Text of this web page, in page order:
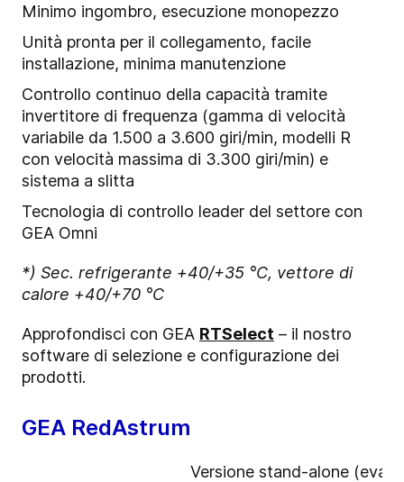
Minimo ingombro, esecuzione monopezzo
Unità pronta per il collegamento, facile
installazione, minima manutenzione
Controllo continuo della capacità tramite
invertitore di frequenza (gamma di velocità
variabile da 1.500 a 3.600 giri/min, modelli R
con velocità massima di 3.300 giri/min) e
sistema a slitta
Tecnologia di controllo leader del settore con
GEA Omni
*) Sec. refrigerante +40/+35 °C, vettore di
calore +40/+70 °C
Approfondisci con GEA RTSelect – il nostro
software di selezione e configurazione dei
prodotti.
GEA RedAstrum
Versione stand-alone